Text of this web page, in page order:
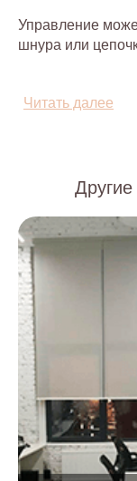
Управление
шнура или
Открытые - вал
Являются
Часто
тюлевыми
Закрытые -
которой вал
не оставляя
Более
Виды
На всю
карниза
выступать не
Читать далее